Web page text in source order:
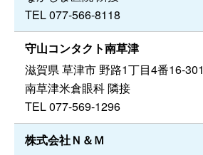
TEL 077-566-8118
守山コンタクト南草津
滋賀県 草津市 野路1丁目4番16-301
南草津米倉眼科 隣接
TEL 077-569-1296
株式会社Ｎ＆Ｍ